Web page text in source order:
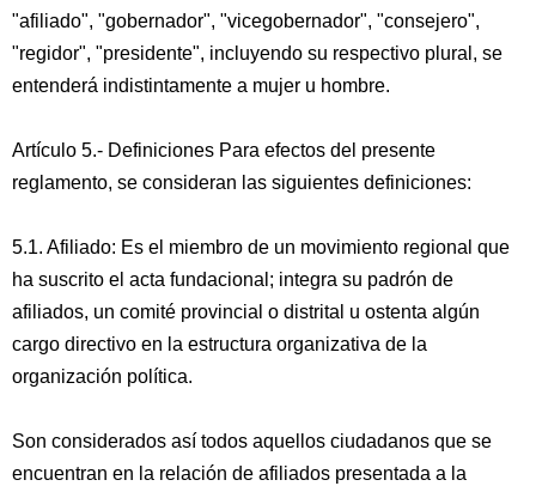
"afiliado", "gobernador", "vicegobernador", "consejero",
"regidor", "presidente", incluyendo su respectivo plural, se
entenderá indistintamente a mujer u hombre.
Artículo 5.- Definiciones Para efectos del presente
reglamento, se consideran las siguientes definiciones:
5.1. Afiliado: Es el miembro de un movimiento regional que
ha suscrito el acta fundacional; integra su padrón de
afiliados, un comité provincial o distrital u ostenta algún
cargo directivo en la estructura organizativa de la
organización política.
Son considerados así todos aquellos ciudadanos que se
encuentran en la relación de afiliados presentada a la